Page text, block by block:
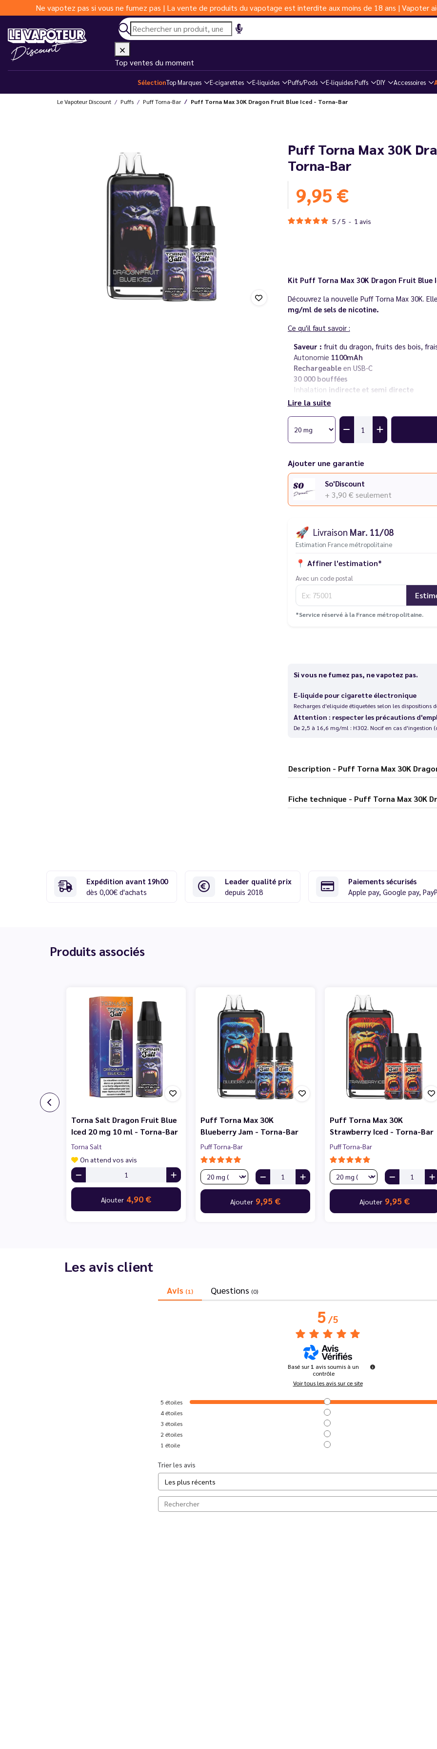
Ne vapotez pas si vous ne fumez pas | La vente de produits du vapotage est interdite aux moins de 18 ans | Vapoter
Top ventes du moment
SélectionTop Marques E-cigarettes E-liquides Puffs/Pods E-liquides Puffs DIY Accessoires
Le Vapoteur Discount Puffs Puff Torna-Bar Puff Torna Max 30K Dragon Fruit Blue Iced - Torna-Bar
Puff Torna Max 30K
Torna-Bar
9,95 €
5 / 5 - 1 avis
Kit Puff Torna Max 30K Dragon Fruit Blue
Découvrez la nouvelle Puff Torna Max 30K.
mg/ml de sels de nicotine.
Ce qu'il faut savoir :
Saveur : fruit du dragon, fruits des bois,
Autonomie 1100mAh
Rechargeableen USB-C
30 000 bouffées
Inhalation indirecte et semi directe
Rechargeable
Livré avec deux flacons d'
eliquides
Besoin d'
e-liquide Torna-Bar en plus
Découvrez l'ensemble des puffs de la gamme
Vous rencontrez un souci avec votre
différentes pannes
Lire la suite
Ajouter une garantie
So'Discount
+ 3,90 € seulement
🚀 Livraison Mar. 11/08
Estimation France métropolitaine
📍 Affiner l'estimation*
Avec un code postal
*Service réservé à la France métropolitaine.
Si vous ne fumez pas, ne vapotez pas.
E-liquide pour cigarette électronique
Recharges d'eliquide étiquetées selon les
Attention : respecter les précautions
De 2,5 à 16,6 mg/ml : H302. Nocif en cas d'ingestion
Description - Puff Torna Max
Fiche technique - Puff Torna
Expédition avant 19h00
dès 0,00€ d'achats
Leader qualité prix
depuis 2018
Paiements sécurisés
Apple pay, Google pay,
Produits associés
Torna Salt Dragon Fruit Blue
Iced 20 mg 10 ml - Torna-Bar
Torna Salt
On attend vos avis
Ajouter 4,90 €
Puff Torna Max 30K
Blueberry Jam - Torna-Bar
Puff Torna-Bar
Ajouter 9,95 €
Puff Torna Max 30K
Strawberry Iced - Torna-Bar
Puff Torna-Bar
Ajouter 9,95 €
Les avis client
Avis (1) Questions (0)
5/5
Basé sur1 avis soumis à un
contrôle
Voir tous les avis sur ce site
5 étoiles
4étoiles
3 étoiles
2 étoiles
1 étoile
Trier les avis